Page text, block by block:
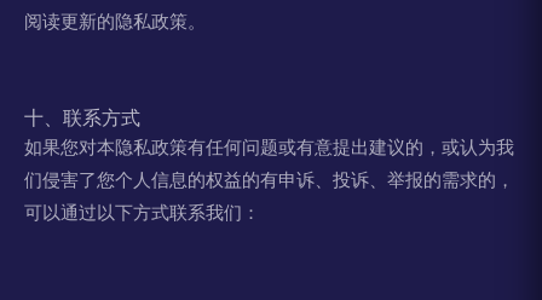
阅读更新的隐私政策。
十、联系方式
如果您对本隐私政策有任何问题或有意提出建议的，或认为我
们侵害了您个人信息的权益的有申诉、投诉、举报的需求的，
可以通过以下方式联系我们：